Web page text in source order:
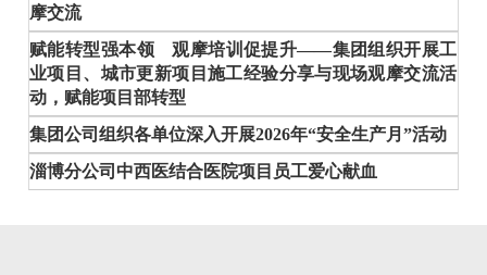
摩交流
赋能转型强本领 观摩培训促提升——集团组织开展工
业项目、城市更新项目施工经验分享与现场观摩交流活
动，赋能项目部转型
集团公司组织各单位深入开展2026年“安全生产月”活动
淄博分公司中西医结合医院项目员工爱心献血